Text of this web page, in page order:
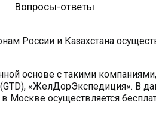
Вопросы-ответы
России и Казахстана
основе с такими
«ЖелДорЭкспедиция». В
Москве осуществляется